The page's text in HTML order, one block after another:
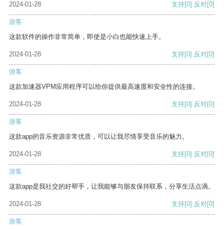
2024-01-28
支持[0] 反对[0]
游客
这款软件的操作非常简单，即使是小白也能快速上手。
2024-01-28 支持[0] 反对[0]
游客
这款加速器VPM应用程序可以给你提供最高速度和安全性的连接。
2024-01-28 支持[0] 反对[0]
游客
这款app的音乐资源非常优质，可以让我尽情享受音乐的魅力。
2024-01-28 支持[0] 反对[0]
游客
这款app是我社交的好帮手，让我能够与朋友保持联系，分享生活点滴。
2024-01-28 支持[0] 反对[0]
游客